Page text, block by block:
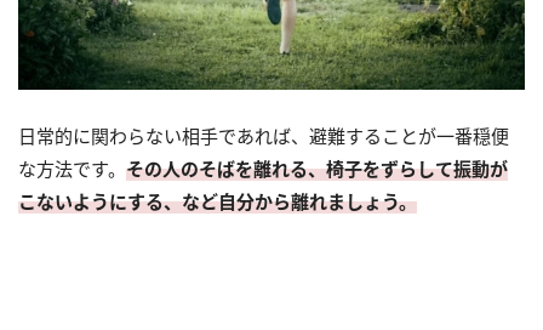
日常的に関わらない相手であれば、避難することが一番穏便
な方法です。 その人のそばを離れる、椅子をずらして振動が
こないようにする、など自分から離れましょう。